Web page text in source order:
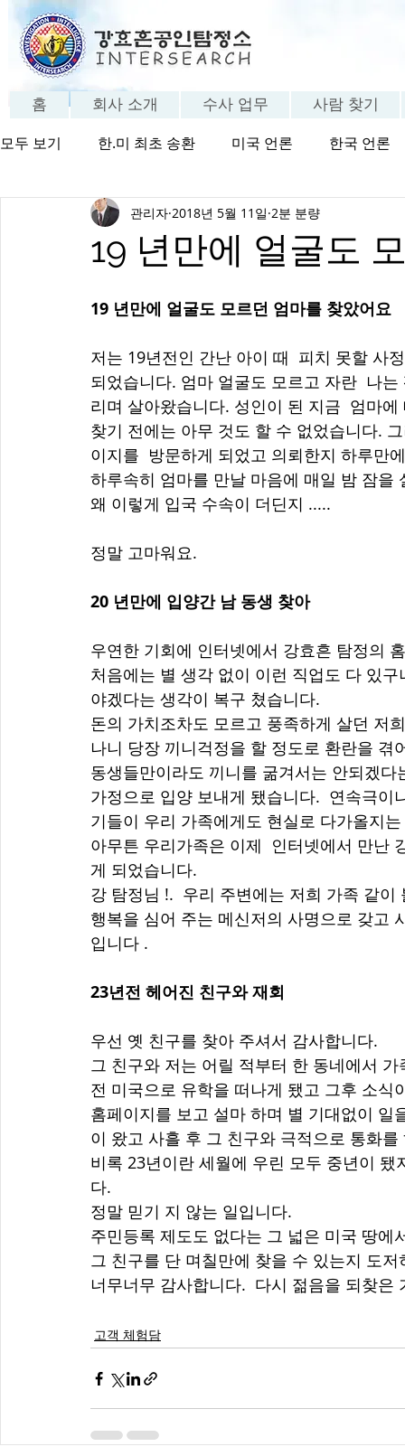
홈 회사 소개 수사 업무 사람 찾기
모두 보기 한.미 최초 송환 미국 언론 한국 언론
방송 보기 탐정의 세계 탐정 FAQ
19 년만에 얼굴도
관리자 2018년 5월 11일 2분 분량
19 년만에 얼굴도 모르던 엄마를 찾았어요
저는 19년전인 간난 아이 때  피치 못할 사
되었습니다. 엄마 얼굴도 모르고 자란  나
리며 살아왔습니다. 성인이 된 지금  엄마
찾기 전에는 아무 것도 할 수 없었습니다.
이지를  방문하게 되었고 의뢰한지 하루만
하루속히 엄마를 만날 마음에 매일 밤 잠을
왜 이렇게 입국 수속이 더딘지 .....
정말 고마워요.
20 년만에 입양간 남 동생 찾아
우연한 기회에 인터넷에서 강효흔 탐정의
처음에는 별 생각 없이 이런 직업도 다 있
야겠다는 생각이 복구 쳤습니다.
돈의 가치조차도 모르고 풍족하게 살던
나니 당장 끼니걱정을 할 정도로 환란을
동생들만이라도 끼니를 굶겨서는 안되겠다
가정으로 입양 보내게 됐습니다.  연속극
기들이 우리 가족에게도 현실로 다가올지
아무튼 우리가족은 이제  인터넷에서 만난
게 되었습니다.
강 탐정님 !.  우리 주변에는 저희 가족 같
행복을 심어 주는 메신저의 사명으로 갖고
입니다 .
23년전 헤어진 친구와 재회
우선 옛 친구를 찾아 주셔서 감사합니다.
그 친구와 저는 어릴 적부터 한 동네에서
전 미국으로 유학을 떠나게 됐고 그후 소
홈페이지를 보고 설마 하며 별 기대없이
이 왔고 사흘 후 그 친구와 극적으로 통화
비록 23년이란 세월에 우린 모두 중년이 됐
다.
정말 믿기 지 않는 일입니다.
주민등록 제도도 없다는 그 넓은 미국 땅
그 친구를 단 며칠만에 찾을 수 있는지 도
너무너무 감사합니다.  다시 젊음을 되찾은
고객 체험담